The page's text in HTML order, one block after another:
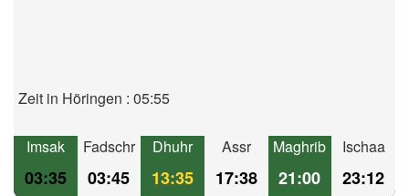
Zeit in Höringen : 05:55
Imsak
03:35
Fadschr
03:45
Dhuhr
13:35
Assr
17:38
Maghrib
21:00
Ischaa
23:12